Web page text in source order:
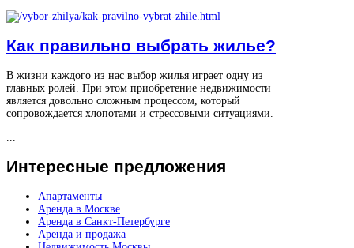
Как правильно выбрать жилье?
В жизни каждого из нас выбор жилья играет одну из
главных ролей. При этом приобретение недвижимости
является довольно сложным процессом, который
сопровождается хлопотами и стрессовыми ситуациями.
Интересные предложения
Апартаменты
Аренда в Москве
Аренда в Санкт-Петербурге
Аренда и продажа